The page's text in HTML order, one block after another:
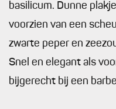
basilicum. Dunne
voorzien van een
zwarte peper en
Snel en elegant als
bijgerecht bij een